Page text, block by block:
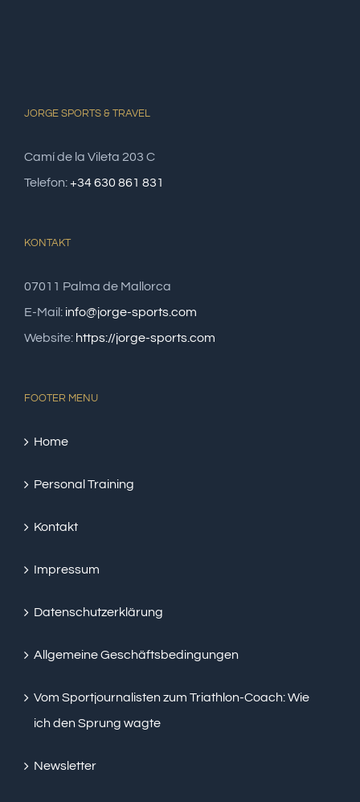
JORGE SPORTS & TRAVEL
Camí de la Vileta 203 C
Telefon:+34 630 861 831
KONTAKT
07011 Palma de Mallorca
E-Mail: info@jorge-sports.com
Website: https://jorge-sports.com
FOOTER MENU
Home
Personal Training
Kontakt
Impressum
Datenschutzerklärung
Allgemeine Geschäftsbedingungen
Vom Sportjournalisten zum Triathlon-Coach: Wie
ich den Sprung wagte
Newsletter